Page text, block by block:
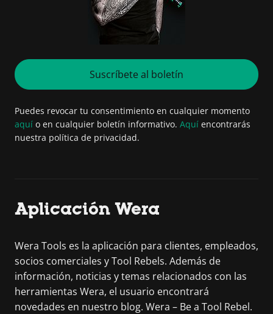
Suscríbete al boletín
Puedes revocar tu consentimiento en cualquier momento
aquí o en cualquier boletín informativo. Aquí encontrarás
nuestra política de privacidad.
Aplicación Wera
Wera Tools es la aplicación para clientes, empleados,
socios comerciales y Tool Rebels. Además de
información, noticias y temas relacionados con las
herramientas Wera, el usuario encontrará
novedades en nuestro blog. Wera – Be a Tool Rebel.